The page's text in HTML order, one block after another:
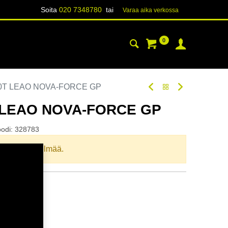
Soita 020 7348780tai Varaa aika verk​​​​ossa
0
LEAO NOVA-FORCE GP
NOVA-FORCE GP
328783
yhdistelmää.